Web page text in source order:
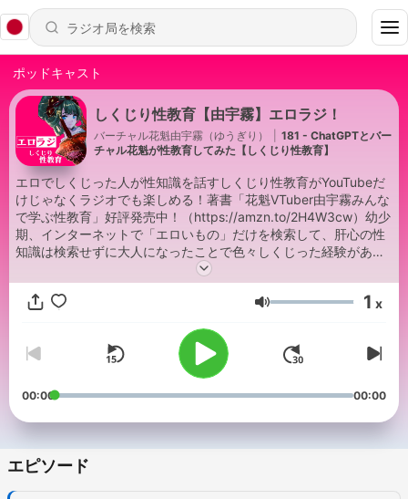
ポッドキャスト
しくじり性教育【由宇霧】エロラジ！
バーチャル花魁由宇霧（ゆうぎり）
181 - ChatGPTとバー
チャル花魁が性教育してみた【しくじり性教育】
エロでしくじった人が性知識を話すしくじり性教育がYouTubeだ
けじゃなくラジオでも楽しめる！著書「花魁VTuber由宇霧みんな
で学ぶ性教育」好評発売中！（https://amzn.to/2H4W3cw）幼少
期、インターネットで「エロいもの」だけを検索して、肝心の性
知識は検索せずに大人になったことで色々しくじった経験があり
ます。あの頃の自分みたいに「エロいもの」を積極的に見たい人
にこそ性知識を持ち帰って欲しい想いで「わかりやすくエッチな
話+性知識」という構成にしてあります。タイトルなどでご不快
うタイトルじゃなくても誰もが身近に性知識を得られる環境が整
う日を目指して活動してまいります。
音量 1 x
00:00 00:00
エピソード